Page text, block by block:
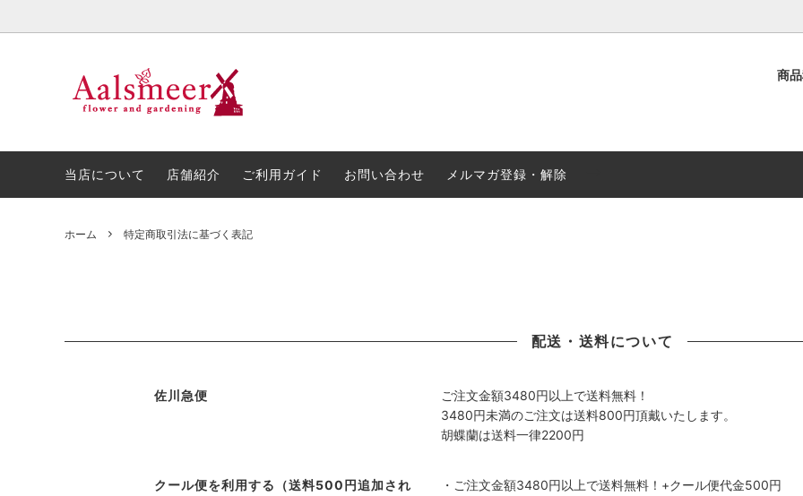
商
アレンジメント スタンド花
開店・開業・周年祝い お悔やみ・お供え
当店について 店舗紹介 ご利用ガイド お問い合わせ メルマガ登録・解除
ホーム 特定商取引法に基づく表記
配送・送料について
佐川急便
ご注文金額3480円以上で送料無料！
3480円未満のご注文は送料800円頂戴いたします。
胡蝶蘭は送料一律2200円
クール便を利用する（送料500円追加され
・ご注文金額3480円以上で送料無料！+クール便代金500円